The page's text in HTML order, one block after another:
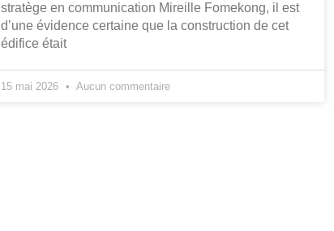
stratège en communication Mireille Fomekong, il est
d’une évidence certaine que la construction de cet
édifice était
15 mai 2026 Aucun commentaire